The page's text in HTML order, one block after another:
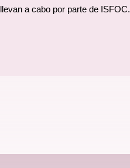
a cabo por parte de ISFOC.